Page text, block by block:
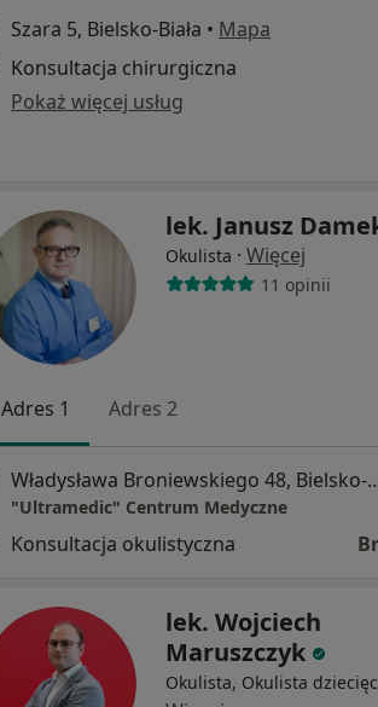
Szara 5, Bielsko-Biała • Mapa
Konsultacja chirurgiczna
Pokaż więcej usług
lek. Janusz
Okulista · Więcej
11 opinii
Adres 1 Adres 2
Władysława
"Ultramedic" Centrum Medyczne
Konsultacja okulistyczna
lek. Wojciech
Maruszczyk
Okulista, Okulista